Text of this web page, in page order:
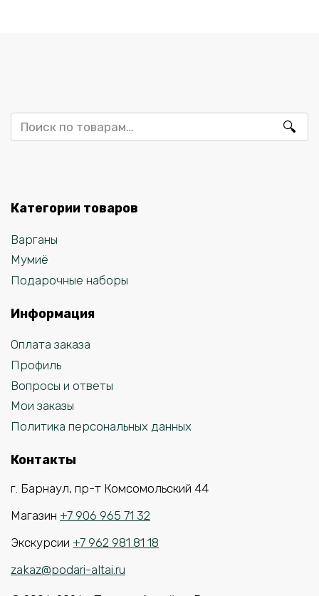
Искать:
Категории товаров
Варганы
Мумиё
Подарочные наборы
Информация
Оплата заказа
Профиль
Вопросы и ответы
Мои заказы
Политика персональных данных
Контакты
г. Барнаул, пр-т Комсомольский 44
Магазин +7 906 965 71 32
Экскурсии +7 962 981 81 18
zakaz@podari-altai.ru